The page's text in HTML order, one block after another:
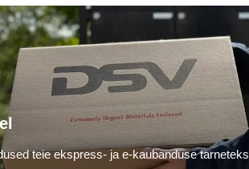
teie ekspress- ja e-kaubanduse tarneteks